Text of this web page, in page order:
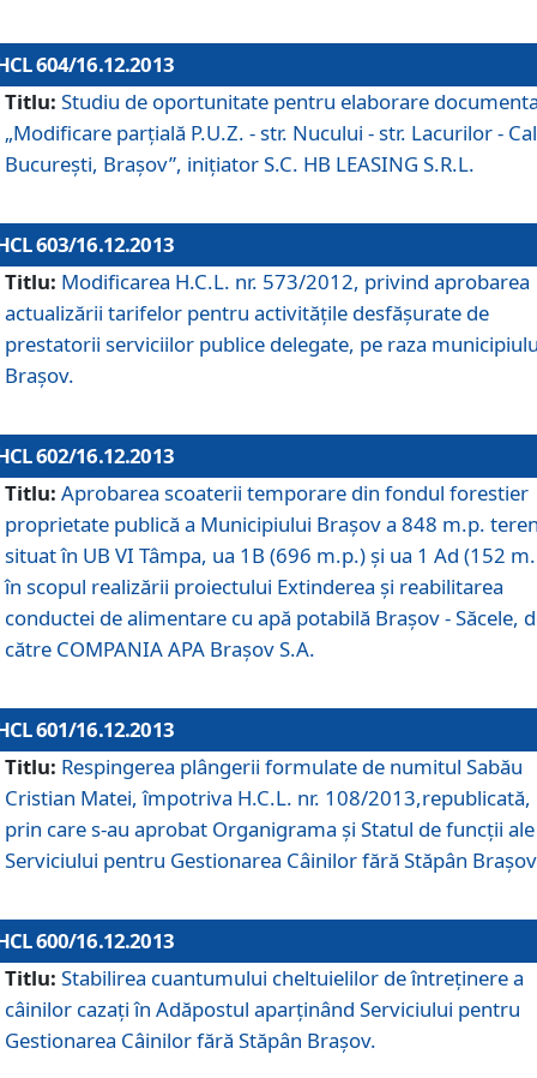
604/16.12.2013
Titlu: Studiu de oportunitate pentru elaborare
„Modificare parţială P.U.Z. - str. Nucului - str. Lacurilor -
Bucureşti, Braşov”, iniţiator S.C. HB LEASING S.R.L.
603/16.12.2013
Titlu: Modificarea H.C.L. nr. 573/2012, privind aprobarea
actualizării tarifelor pentru activităţile desfăşurate de
prestatorii serviciilor publice delegate, pe raza
Braşov.
602/16.12.2013
Titlu: Aprobarea scoaterii temporare din fondul forestier
proprietate publică a Municipiului Braşov a 848 m.p.
situat în UB VI Tâmpa, ua 1B (696 m.p.) şi ua 1 Ad (152
în scopul realizării proiectului Extinderea şi reabilitarea
conductei de alimentare cu apă potabilă Braşov - Săcele,
către COMPANIA APA Braşov S.A.
601/16.12.2013
Titlu: Respingerea plângerii formulate de numitul Sabău
Cristian Matei, împotriva H.C.L. nr. 108/2013,republicată,
prin care s-au aprobat Organigrama şi Statul de funcţii ale
Serviciului pentru Gestionarea Câinilor fără Stăpân
600/16.12.2013
Titlu: Stabilirea cuantumului cheltuielilor de întreţinere a
câinilor cazaţi în Adăpostul aparţinând Serviciului pentru
Gestionarea Câinilor fără Stăpân Braşov.